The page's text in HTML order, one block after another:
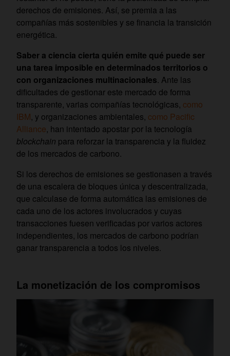
derechos de emisiones. Así, se premia a las
compañías más sostenibles y se financia la transición
energética.
Saber a ciencia cierta quién emite qué puede ser
una tarea imposible en determinados territorios o
con organizaciones multinacionales. Ante las
dificultades de gestionar este mercado de forma
transparente, varias compañías tecnológicas, como
IBM, y organizaciones ambientales, como Pacific
Alliance, han intentado apostar por la tecnología
blockchain para reforzar la transparencia y la fluidez
de los mercados de carbono.
Si los derechos de emisiones se gestionasen a través
de una escalera de bloques única y descentralizada,
que calculase de forma automática las emisiones de
cada uno de los actores involucrados y cuyas
transacciones fuesen verificadas por varios actores
independientes, los mercados de carbono podrían
ganar transparencia a todos los niveles.
La monetización de los compromisos